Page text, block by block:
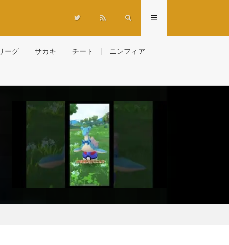
ーグ サカキ チート ニンフィア